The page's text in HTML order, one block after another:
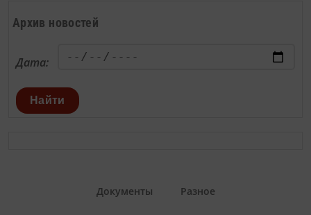
Архив новостей
Дата:
Найти
Документы Разное